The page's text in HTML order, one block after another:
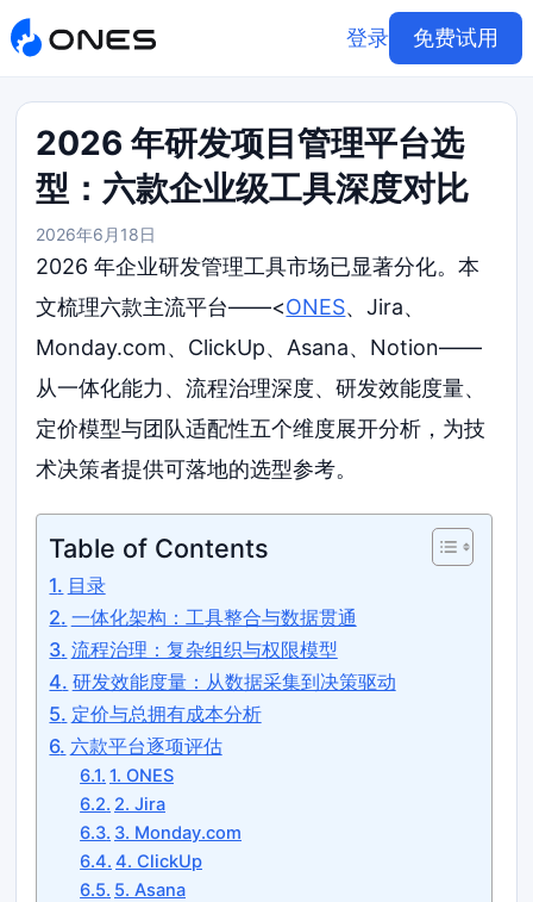
登录 免费试用
2026 年研发项目管理平台选
型：六款企业级工具深度对比
2026年6月18日
2026 年企业研发管理工具市场已显著分化。本
文梳理六款主流平台——<ONES、Jira、
Monday.com、ClickUp、Asana、Notion——
从一体化能力、流程治理深度、研发效能度量、
定价模型与团队适配性五个维度展开分析，为技
术决策者提供可落地的选型参考。
Table of Contents
目录
一体化架构：工具整合与数据贯通
流程治理：复杂组织与权限模型
研发效能度量：从数据采集到决策驱动
定价与总拥有成本分析
六款平台逐项评估
1. ONES
2. Jira
3. Monday.com
4. ClickUp
5. Asana